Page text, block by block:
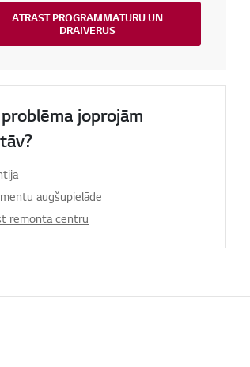
ATRAST PROGRAMMATŪRU UN
DRAIVERUS
joprojām
augšupielāde
remonta centru